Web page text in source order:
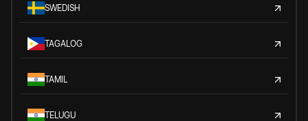
SWEDISH
TAGALOG
TAMIL
TELUGU